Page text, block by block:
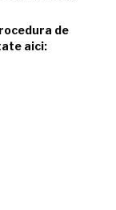
de
aici: